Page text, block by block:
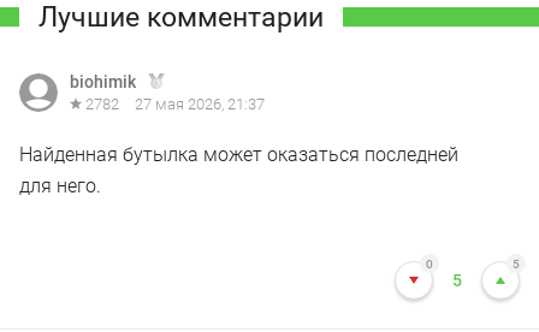
Лучшие комментарии
biohimik
2782 27 мая 2026, 21:37
Найденная бутылка может оказаться последней
для него.
0
5
5